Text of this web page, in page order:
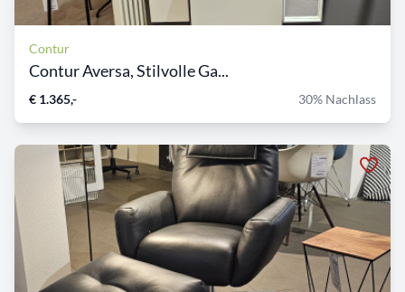
Contur
Contur Aversa, Stilvolle Ga...
€ 1.365,- 30% Nachlass